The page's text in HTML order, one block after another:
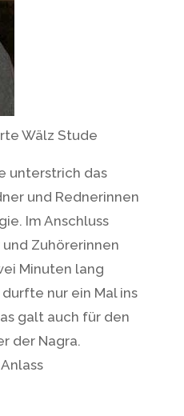
Wälz Stude
unterstrich das
und Rednerinnen
Im Anschluss
Zuhörerinnen
Minuten lang
nur ein Mal ins
galt auch für den
der Nagra.